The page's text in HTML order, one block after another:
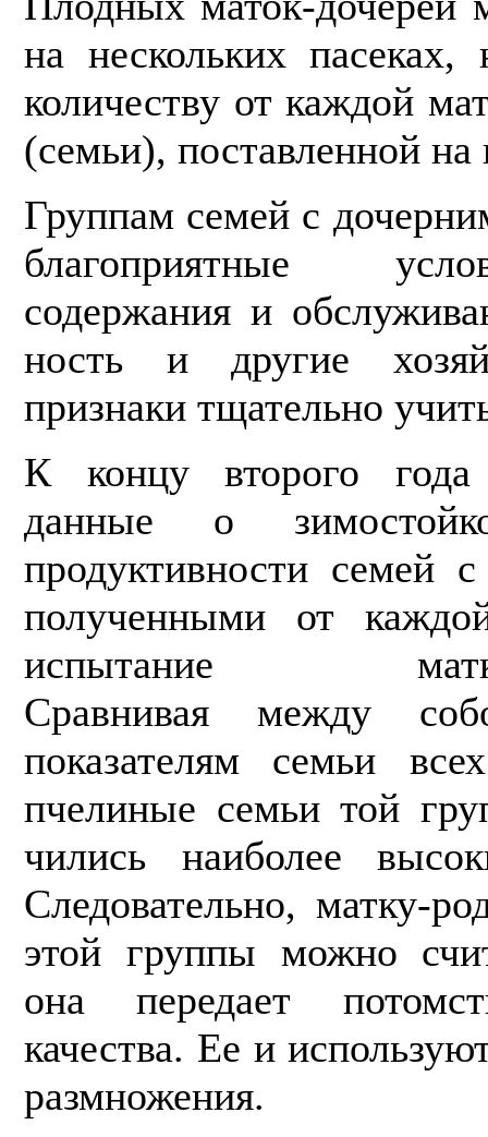
на не­скольких
количеству от каждой
(семьи), поставленной
Группам семей с
благоприятные
содержания и
ность и другие
признаки тщательно
К концу второго
данные о
продуктивности семей
получен­ными от
испытание матки-
Сравнивая между
показателям семьи
пчелиные семьи той
чились наиболее
Следовательно, матку-
этой группы можно
она передает
качества. Ее и
размножения.